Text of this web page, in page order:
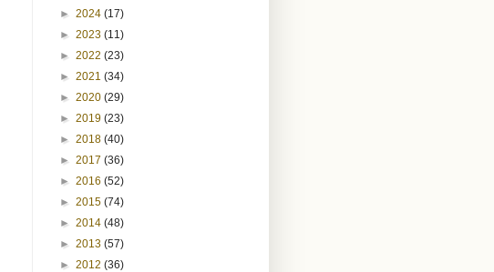
► 2024 (17)
► 2023 (11)
► 2022 (23)
► 2021 (34)
► 2020 (29)
► 2019 (23)
► 2018 (40)
► 2017 (36)
► 2016 (52)
► 2015 (74)
► 2014 (48)
► 2013 (57)
► 2012 (36)